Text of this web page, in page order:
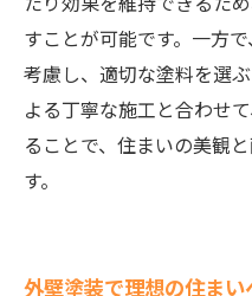
すことが可能です。一方
考慮し、適切な塗料を選
よる丁寧な施工と合わせ
ることで、住まいの美観
す。
外壁塗装で理想の住ま